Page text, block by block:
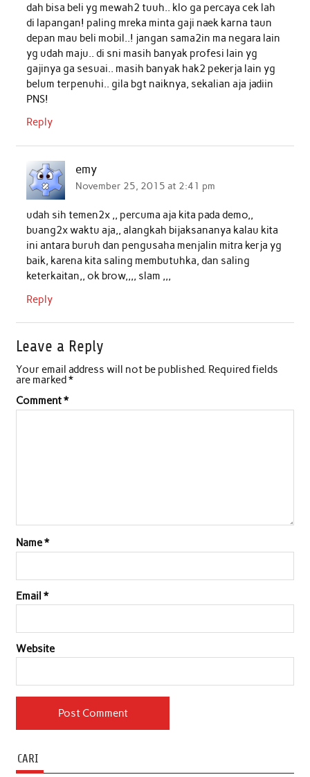
dah bisa beli yg mewah2 tuuh.. klo ga percaya cek lah
di lapangan! paling mreka minta gaji naek karna taun
depan mau beli mobil..! jangan sama2in ma negara lain
yg udah maju.. di sni masih banyak profesi lain yg
gajinya ga sesuai.. masih banyak hak2 pekerja lain yg
belum terpenuhi.. gila bgt naiknya, sekalian aja jadiin
PNS!
Reply
emy
November 25, 2015 at 2:41 pm
udah sih temen2x ,, percuma aja kita pada demo,,
buang2x waktu aja,, alangkah bijaksananya kalau kita
ini antara buruh dan pengusaha menjalin mitra kerja yg
baik, karena kita saling membutuhka, dan saling
keterkaitan,, ok brow,,,, slam ,,,
Reply
Leave a Reply
Your email address will not be published. Required fields
are marked*
Comment*
Name*
Email *
Website
CARI